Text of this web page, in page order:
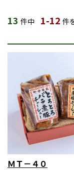
13 件中 1-12 件
ＭＴ－４０